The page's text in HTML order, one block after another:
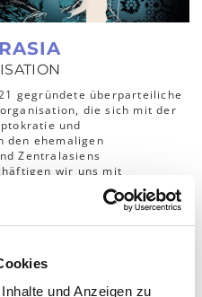
und Anzeigen zu
gegründete überparteiliche
die sich mit der
und
den ehemaligen
Zentralasiens
wir uns mit
), die das Ziel
Veränderungen über
mit der Einreichung von